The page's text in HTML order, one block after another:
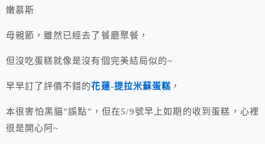
母親節，雖然已經去了餐廳聚餐，
但沒吃蛋糕就像是沒有個完美結局似的~
早早訂了評價不錯的花蓮-提拉米蘇蛋糕 ，
本很害怕黑貓”誤點”，但在5/9號早上如期的收到蛋糕，心裡
很是開心阿~